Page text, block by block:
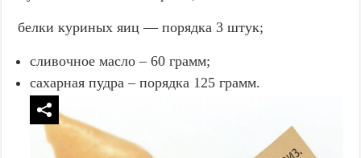
белки куриных яиц — порядка 3 штук;
сливочное масло – 60 грамм;
сахарная пудра – порядка 125 грамм.